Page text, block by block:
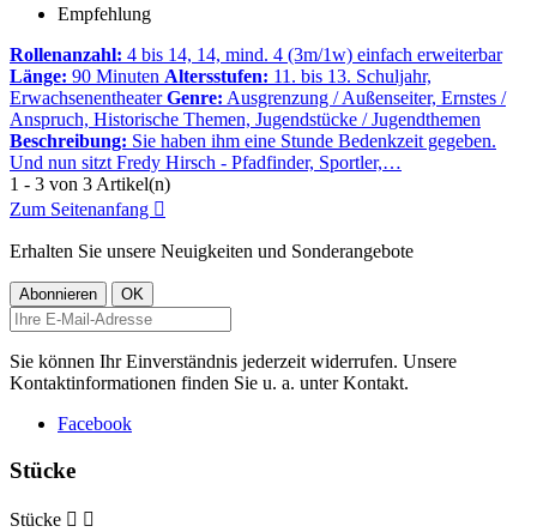
Empfehlung
Rollenanzahl: 4 bis 14, 14, mind. 4 (3m/1w) einfach erweiterbar
Länge: 90 Minuten Altersstufen: 11. bis 13. Schuljahr,
Erwachsenentheater Genre: Ausgrenzung / Außenseiter, Ernstes /
Anspruch, Historische Themen, Jugendstücke / Jugendthemen
Beschreibung: Sie haben ihm eine Stunde Bedenkzeit gegeben.
Und nun sitzt Fredy Hirsch - Pfadfinder, Sportler,…
1 - 3 von 3 Artikel(n)
Zum Seitenanfang 
Erhalten Sie unsere Neuigkeiten und Sonderangebote
Sie können Ihr Einverständnis jederzeit widerrufen. Unsere
Kontaktinformationen finden Sie u. a. unter Kontakt.
Facebook
Stücke
Stücke  